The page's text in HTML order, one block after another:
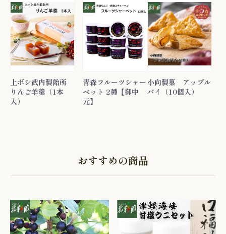
上ボシ武内製飴所
りんご羊羹（1本
入）
青森フルーツシャー
ベット 2種【御中
元】
小向製菓 アップル
パイ（10個入）
おすすめの商品